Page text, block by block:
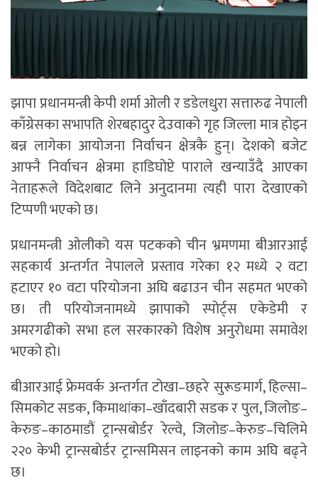
झापा प्रधानमन्त्री केपी शर्मा ओली र डडेलधुरा सत्तारुढ नेपाली
काँग्रेसका सभापति शेरबहादुर देउवाको गृह जिल्ला मात्र होइन
बन्न लागेका आयोजना निर्वाचन क्षेत्रकै हुन्। देशको बजेट
आफ्नै निर्वाचन क्षेत्रमा हाडिघोप्टे पाराले खन्याउँदै आएका
नेताहरूले विदेशबाट लिने अनुदानमा त्यही पारा देखाएको
टिप्पणी भएको छ।
प्रधानमन्त्री ओलीको यस पटकको चीन भ्रमणमा बीआरआई
सहकार्य अन्तर्गत नेपालले प्रस्ताव गरेका १२ मध्ये २ वटा
हटाएर १० वटा परियोजना अघि बढाउन चीन सहमत भएको
छ। ती परियोजनामध्ये झापाको स्पोर्ट्स एकेडेमी र
अमरगढीको सभा हल सरकारको विशेष अनुरोधमा समावेश
भएको हो।
बीआरआई फ्रेमवर्क अन्तर्गत टोखा–छहरे सुरूङमार्ग, हिल्सा–
सिमकोट सडक, किमाथांका–खाँदबारी सडक र पुल, जिलोङ–
केरुङ–काठमाडौं ट्रान्सबोर्डर रेल्वे, जिलोङ–केरुङ–चिलिमे
२२० केभी ट्रान्सबोर्डर ट्रान्समिसन लाइनको काम अघि बढ्ने
छ।